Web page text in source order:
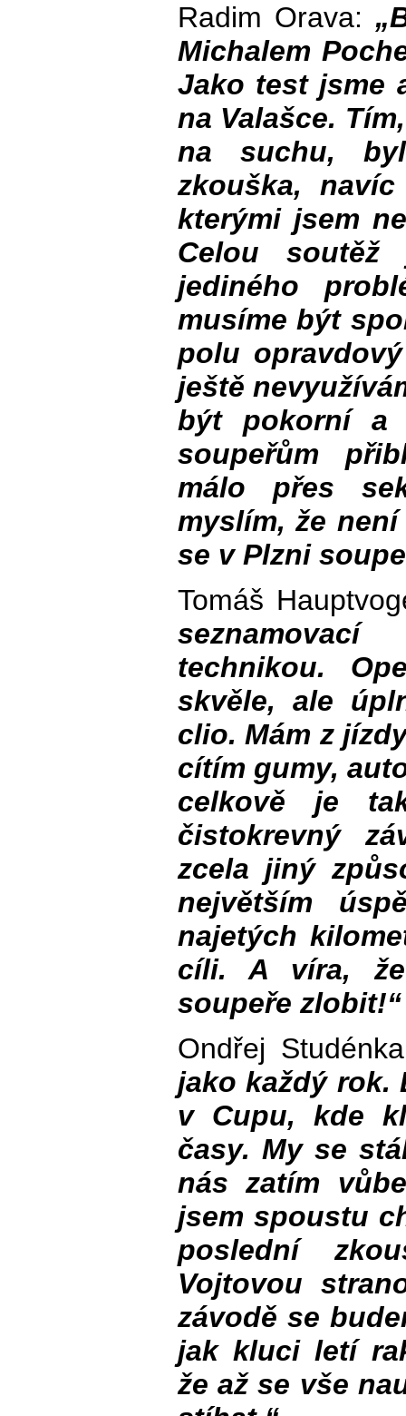
Radim Orava:
Michalem
Jako test jsme
na Valašce.
na suchu,
zkouška,
kterými jsem
Celou soutěž
jediného
musíme být
polu
ještě
být pokorní a
soupeřům
málo přes
myslím, že
se v Plzni
Tomáš
technikou.
skvěle, ale
clio. Mám z
cítím gumy,
celkově je
čistokrevný
zcela jiný
největším
najetých
cíli. A víra,
soupeře zlobit!“
Ondřej
jako každý rok.
v Cupu, kde
časy. My se
nás zatím
jsem spoustu
poslední
Vojtovou
závodě se
jak kluci letí
že až se vše